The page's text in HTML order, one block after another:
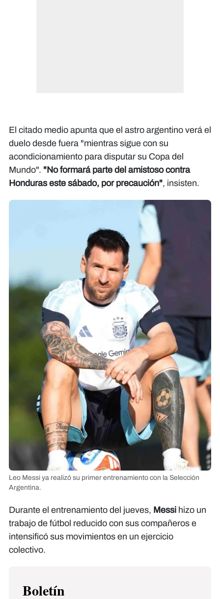
El citado medio apunta que el astro argentino verá el
duelo desde fuera "mientras sigue con su
acondicionamiento para disputar su Copa del
Mundo". "No formará parte del amistoso contra
Honduras este sábado, por precaución", insisten.
Leo Messi ya realizó su primer entrenamiento con la Selección
Argentina.
Durante el entrenamiento del jueves, Messi hizo un
trabajo de fútbol reducido con sus compañeros e
intensificó sus movimientos en un ejercicio
colectivo.
Boletín